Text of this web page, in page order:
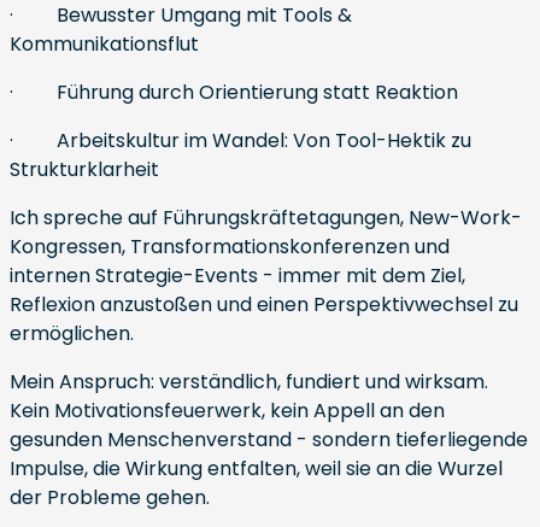
· Bewusster Umgang mit Tools &
Kommunikationsflut
· Führung durch Orientierung statt Reaktion
· Arbeitskultur im Wandel: Von Tool-Hektik zu
Strukturklarheit
Ich spreche auf Führungskräftetagungen, New-Work-
Kongressen, Transformationskonferenzen und
internen Strategie-Events - immer mit dem Ziel,
Reflexion anzustoßen und einen Perspektivwechsel zu
ermöglichen.
Mein Anspruch: verständlich, fundiert und wirksam.
Kein Motivationsfeuerwerk, kein Appell an den
gesunden Menschenverstand - sondern tieferliegende
Impulse, die Wirkung entfalten, weil sie an die Wurzel
der Probleme gehen.